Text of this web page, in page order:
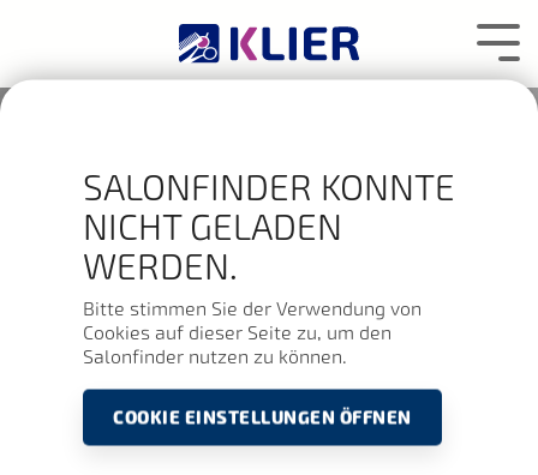
SALONFINDER KONNTE
NICHT GELADEN
WERDEN.
Bitte stimmen Sie der Verwendung von
Cookies auf dieser Seite zu, um den
Salonfinder nutzen zu können.
COOKIE EINSTELLUNGEN ÖFFNEN